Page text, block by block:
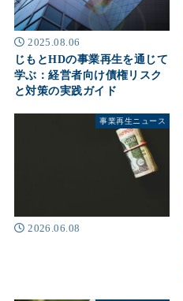
2025.08.06
じもとHDの事業再生を通じて
学ぶ：経営者向け債権リスク
と対策の実践ガイド
事業再生ニュース
2026.06.08